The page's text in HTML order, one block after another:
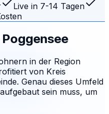
Live in 7-14 Tagen
Poggensee
in der Region
von Kreis
Genau dieses Umfeld
sein muss, um